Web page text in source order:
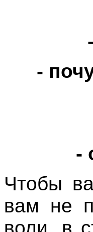
-
-
Чтобы
вам не
воли, в